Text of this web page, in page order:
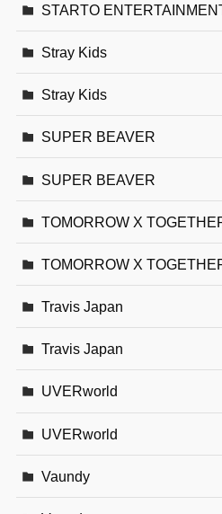
STARTO
Stray Kids
Stray Kids
SUPER BEAVER
SUPER BEAVER
TOMORROW X
TOMORROW X
Travis Japan
Travis Japan
UVERworld
UVERworld
Vaundy